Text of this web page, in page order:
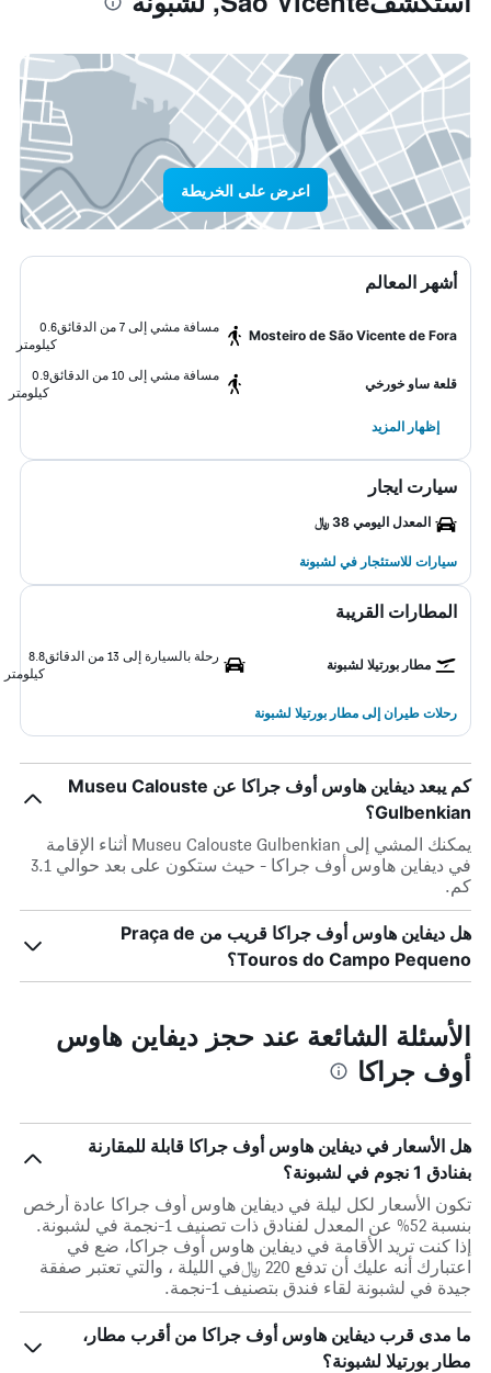
اعرض على الخريطة
أشهر المعالم
Mosteiro de São Vicente de Fora
مسافة مشي إلى 7 من الدقائق
0.6
كيلومتر
قلعة ساو خورخي
مسافة مشي إلى 10 من الدقائق
0.9
كيلومتر
إظهار المزيد
سيارت ايجار
المعدل اليومي 38 ﷼
سيارات للاستئجار في لشبونة
المطارات القريبة
مطار بورتيلا لشبونة
رحلة بالسيارة إلى 13 من الدقائق
8.8
كيلومتر
رحلات طيران إلى مطار بورتيلا لشبونة
كم يبعد ديفاين هاوس أوف جراكا عن Museu Calouste
Gulbenkian؟
يمكنك المشي إلى Museu Calouste Gulbenkian أثناء الإقامة
في ديفاين هاوس أوف جراكا - حيث ستكون على بعد حوالي 3.1
كم.
هل ديفاين هاوس أوف جراكا قريب من Praça de
Touros do Campo Pequeno؟
الأسئلة الشائعة عند حجز ديفاين هاوس
أوف جراكا
هل الأسعار في ديفاين هاوس أوف جراكا قابلة للمقارنة
بفنادق 1 نجوم في لشبونة؟
تكون الأسعار لكل ليلة في ديفاين هاوس أوف جراكا عادة أرخص
بنسبة 52% عن المعدل لفنادق ذات تصنيف 1-نجمة في لشبونة.
إذا كنت تريد الأقامة في ديفاين هاوس أوف جراكا، ضع في
اعتبارك أنه عليك أن تدفع 220 ﷼في الليلة ، والتي تعتبر صفقة
جيدة في لشبونة لقاء فندق بتصنيف 1-نجمة.
ما مدى قرب ديفاين هاوس أوف جراكا من أقرب مطار،
مطار بورتيلا لشبونة؟